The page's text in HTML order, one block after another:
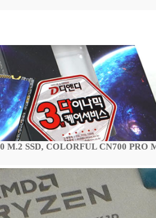
M.2 SSD, COLORFUL CN700 PRO